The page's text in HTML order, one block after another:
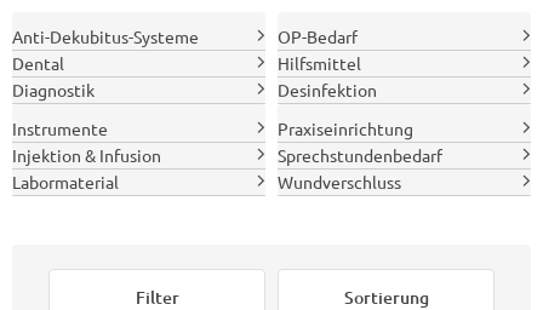
Anti-Dekubitus-Systeme
Dental
Diagnostik
OP-Bedarf
Hilfsmittel
Desinfektion
Instrumente
Injektion & Infusion
Labormaterial
Praxiseinrichtung
Sprechstundenbedarf
Wundverschluss
Filter Sortierung